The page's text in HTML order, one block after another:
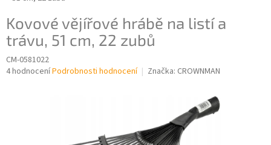
Kovové vějířové hrábě na listí a
trávu, 51 cm, 22 zubů
CM-0581022
Průměrné
4 hodnoceníPodrobnosti hodnocení Značka: CROWNMAN